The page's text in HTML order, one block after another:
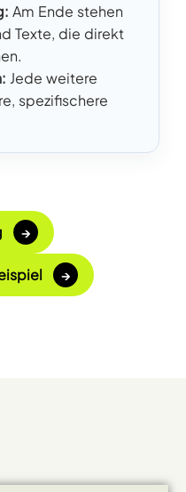
Am Ende stehen
Texte, die direkt
Jede weitere
spezifischere